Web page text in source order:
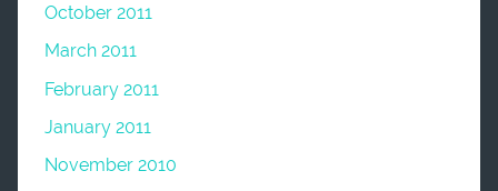
October 2011
March 2011
February 2011
January 2011
November 2010